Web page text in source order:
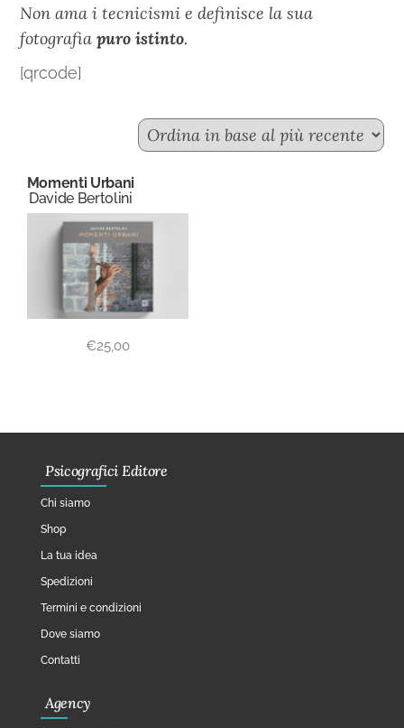
Non ama i tecnicismi e definisce la sua
fotografia puro istinto.
[qrcode]
Momenti Urbani
Davide Bertolini
€25,00
Psicografici Editore
Chi siamo
Shop
La tua idea
Spedizioni
Termini e condizioni
Dove siamo
Contatti
Agency